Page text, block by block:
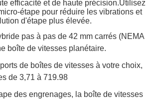
efficacité et de haute précision.Utilisez
étape pour réduire les vibrations et
d'étape plus élevée.
pas à pas de 42 mm carrés (NEMA
boîte de vitesses planétaire.
de boîtes de vitesses à votre choix,
de 3,71 à 719.98
des engrenages, la boîte de vitesses